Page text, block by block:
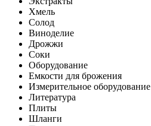
Хмель
Солод
Виноделие
Дрожжи
Соки
Оборудование
Емкости для брожения
Измерительное оборудование
Литература
Плиты
Шланги